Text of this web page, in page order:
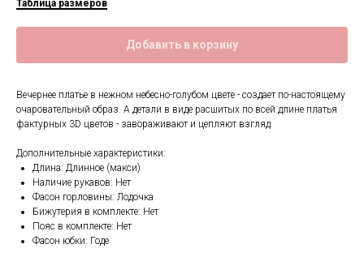
Таблица размеров
Добавить в корзину
Вечернее платье в нежном небесно-голубом цвете - создает по-настоящему
очаровательный образ. А детали в виде расшитых по всей длине платья
фактурных 3D цветов - завораживают и цепляют взгляд.
Дополнительные характеристики:
Длина: Длинное (макси)
Наличие рукавов: Нет
Фасон горловины: Лодочка
Бижутерия в комплекте: Нет
Пояс в комплекте: Нет
Фасон юбки: Годе